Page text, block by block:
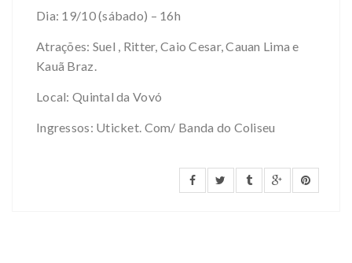
Dia: 19/10 (sábado) – 16h
Atrações: Suel , Ritter, Caio Cesar, Cauan Lima e
Kauã Braz.
Local: Quintal da Vovó
Ingressos: Uticket. Com/ Banda do Coliseu